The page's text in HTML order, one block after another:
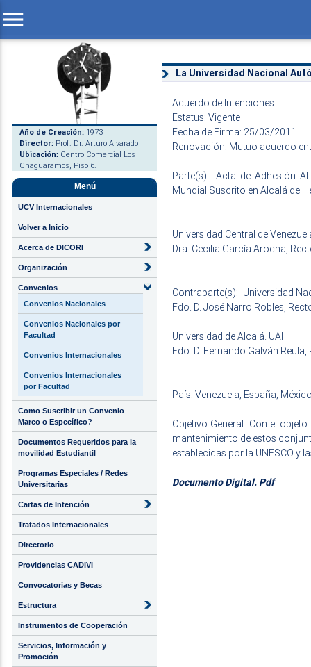
menu
Año de Creación: 1973
Director: Prof. Dr. Arturo Alvarado
Ubicación: Centro Comercial Los
Chaguaramos, Piso 6.
Menú
UCV Internacionales
Volver a Inicio
Acerca de DICORI
Organización
Convenios
Convenios Nacionales
Convenios Nacionales por
Facultad
Convenios Internacionales
Convenios Internacionales
por Facultad
Como Suscribir un Convenio
Marco o Específico?
Documentos Requeridos para la
movilidad Estudiantil
Programas Especiales / Redes
Universitarias
Cartas de Intención
Tratados Internacionales
Directorio
Providencias CADIVI
Convocatorias y Becas
Estructura
Instrumentos de Cooperación
Servicios, Información y
Promoción
La Universidad Nacional
Acuerdo de Intenciones
Estatus: Vigente
Fecha de Firma: 25/03/2011
Renovación: Mutuo acuerdo
Parte(s):- Acta de Adhesión
Mundial Suscrito en Alcalá de
Universidad Central de
Dra. Cecilia García Arocha,
Contraparte(s):- Universidad
Fdo. D. José Narro Robles,
Universidad de Alcalá. UAH
Fdo. D. Fernando Galván Reula,
País: Venezuela; España;
Objetivo General: Con el
mantenimiento de estos
establecidas por la UNESCO y
Documento Digital. Pdf